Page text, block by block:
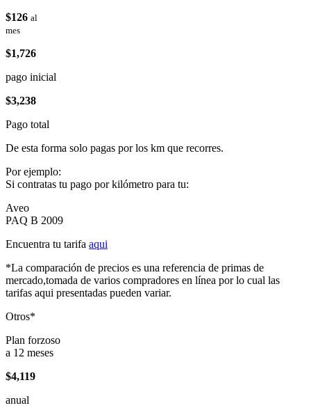
$126 al
mes
$1,726
pago inicial
$3,238
Pago total
De esta forma solo pagas por los km que recorres.
Por ejemplo:
Si contratas tu pago por kilómetro para tu:
Aveo
PAQ B 2009
Encuentra tu tarifa aqui
*La comparación de precios es una referencia de primas de
mercado,tomada de varios compradores en línea por lo cual las
tarifas aqui presentadas pueden variar.
Otros*
Plan forzoso
a 12 meses
$4,119
anual